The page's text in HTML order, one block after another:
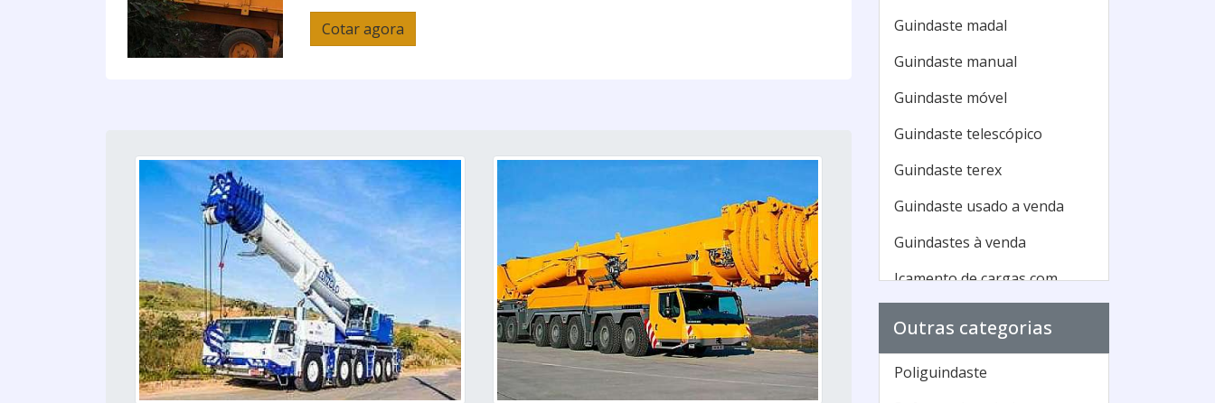
Cotar agora
Guindaste madal
Guindaste manual
Guindaste móvel
Guindaste telescópico
Guindaste terex
Guindaste usado a venda
Guindastes à venda
Içamento de cargas com
guindaste
Maior guindaste do mundo
Munck guindaste
Outras categorias
Poliguindaste